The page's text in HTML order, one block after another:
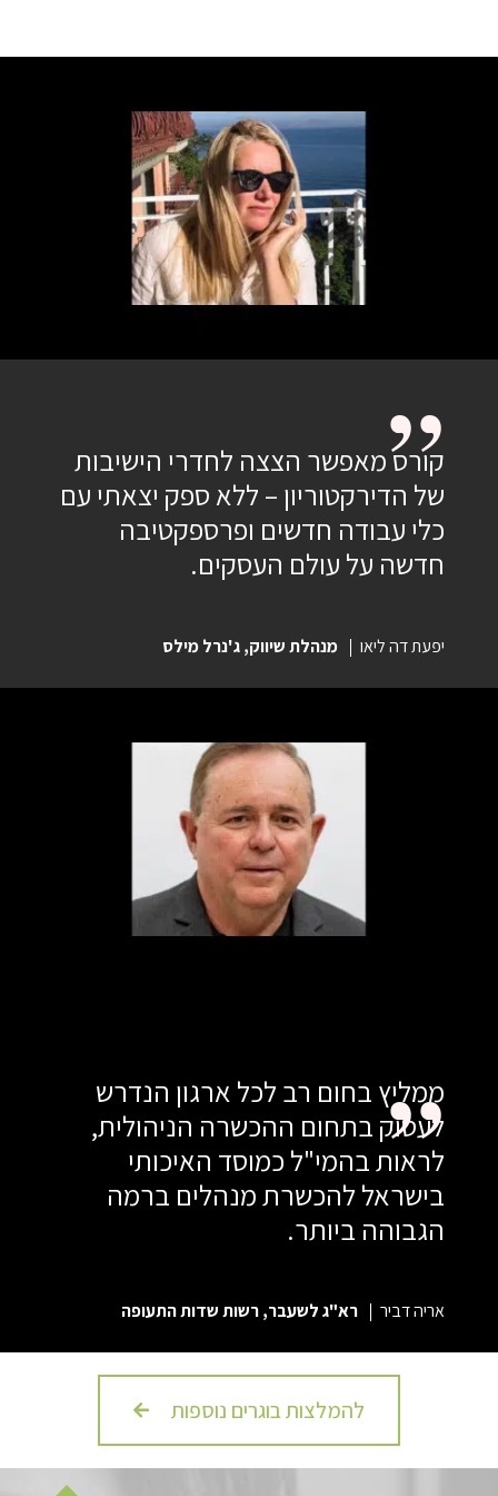
קורס מאפשר הצצה לחדרי הישיבות
של הדירקטוריון – ללא ספק יצאתי עם
כלי עבודה חדשים ופרספקטיבה
חדשה על עולם העסקים.
יפעת דה ליאו מנהלת שיווק, ג'נרל מילס
ממליץ בחום רב לכל ארגון הנדרש
לעסוק בתחום ההכשרה הניהולית,
לראות בהמי"ל כמוסד האיכותי
בישראל להכשרת מנהלים ברמה
הגבוהה ביותר.
אריה דביר רא"ג לשעבר, רשות שדות התעופה
להמלצות בוגרים נוספות